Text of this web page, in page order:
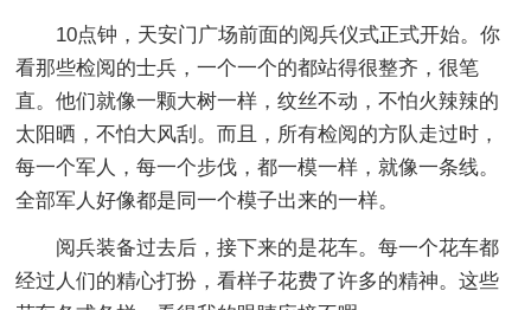
10点钟，天安门广场前面的阅兵仪式正式开始。你
看那些检阅的士兵，一个一个的都站得很整齐，很笔
直。他们就像一颗大树一样，纹丝不动，不怕火辣辣的
太阳晒，不怕大风刮。而且，所有检阅的方队走过时，
每一个军人，每一个步伐，都一模一样，就像一条线。
全部军人好像都是同一个模子出来的一样。
阅兵装备过去后，接下来的是花车。每一个花车都
经过人们的精心打扮，看样子花费了许多的精神。这些